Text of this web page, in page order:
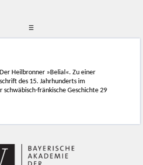
☰
Heilbronner »Belial«. Zu einer
des 15. Jahrhunderts im
schwäbisch-fränkische Geschichte 29